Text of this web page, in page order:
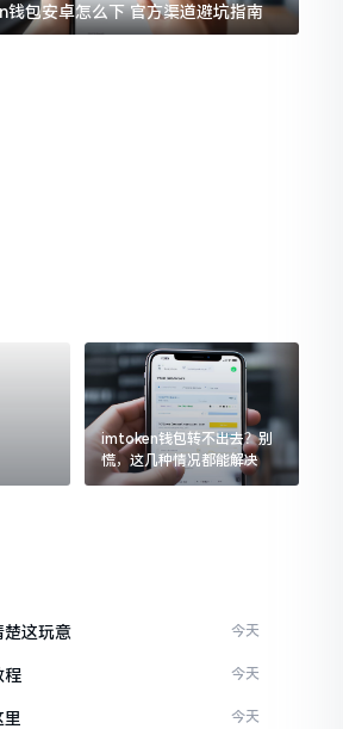
包安卓怎么下 官方渠道避坑指南
imtoken钱包转不出去？别
慌，这几种情况都能解决
这玩意 今天
程 今天
今天